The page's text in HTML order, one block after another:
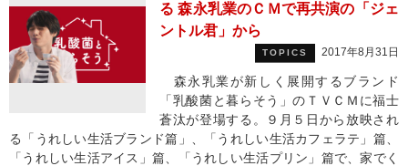
る 森永乳業のＣＭで再共演の「ジェ
ントル君」から
TOPICS 2017年8月31日
森永乳業が新しく展開するブランド
「乳酸菌と暮らそう」のＴＶＣＭに福士
蒼汰が登場する。９月５日から放映され
る「うれしい生活ブランド篇」、「うれしい生活カフェラテ」篇、
「うれしい生活アイス」篇、「うれしい生活プリン」篇で、家でく